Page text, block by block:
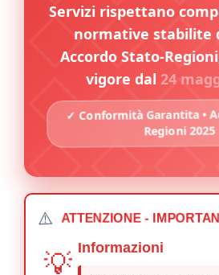
Servizi rispettano
normative stabilite
Accordo Stato-
vigore dal 24
✓ Conformità Garantita •
Regioni 2025
⚠️ ATTENZIONE -
💡 Informazioni